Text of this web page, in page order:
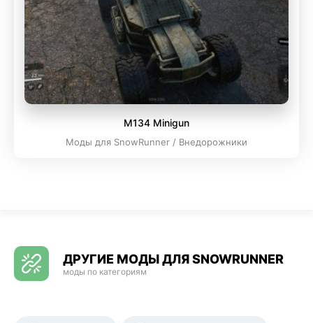
M134 Minigun
Моды для SnowRunner / Внедорожники
ДРУГИЕ МОДЫ ДЛЯ SNOWRUNNER
моды по категориям